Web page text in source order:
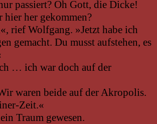
passiert? Oh Gott, die Dicke!
hier her gekommen?
rief Wolfgang. »Jetzt habe ich
gemacht. Du musst aufstehen, es
… ich war doch auf der
waren beide auf der Akropolis.
Zeit.«
Traum gewesen.